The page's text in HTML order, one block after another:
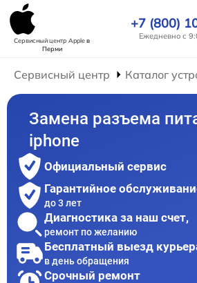
Сервисный центр Appleв
Перми
+7 (800)
Ежедневно с
Сервисный центр Каталог
Замена разъема
iphone
Официальный сервис
Гарантийное
до 3 лет
Диагностика за наш счет,
ремонт по желанию
Бесплатный выезд
в день обращения
Срочный ремонт